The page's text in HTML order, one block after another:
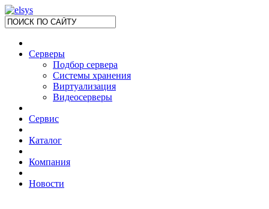
Серверы
Подбор сервера
Системы хранения
Виртуализация
Видеосерверы
Сервис
Каталог
Компания
Новости